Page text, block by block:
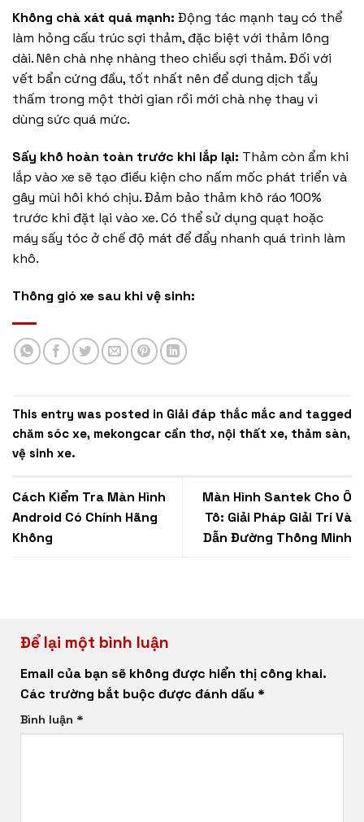
Không chà xát quá mạnh: Động tác mạnh tay có thể
làm hỏng cấu trúc sợi thảm, đặc biệt với thảm lông
dài. Nên chà nhẹ nhàng theo chiều sợi thảm. Đối với
vết bẩn cứng đầu, tốt nhất nên để dung dịch tẩy
thấm trong một thời gian rồi mới chà nhẹ thay vì
dùng sức quá mức.
Sấy khô hoàn toàn trước khi lắp lại: Thảm còn ẩm khi
lắp vào xe sẽ tạo điều kiện cho nấm mốc phát triển và
gây mùi hôi khó chịu. Đảm bảo thảm khô ráo 100%
trước khi đặt lại vào xe. Có thể sử dụng quạt hoặc
máy sấy tóc ở chế độ mát để đẩy nhanh quá trình làm
khô.
Thông gió xe sau khi vệ sinh:
This entry was posted in Giải đáp thắc mắc and tagged
chăm sóc xe, mekongcar cần thơ, nội thất xe, thảm sàn,
vệ sinh xe.
Cách Kiểm Tra Màn Hình
Android Có Chính Hãng
Không
Màn Hình Santek Cho Ô
Tô: Giải Pháp Giải Trí Và
Dẫn Đường Thông Minh
Để lại một bình luận
Email của bạn sẽ không được hiển thị công khai.
Các trường bắt buộc được đánh dấu *
Bình luận *